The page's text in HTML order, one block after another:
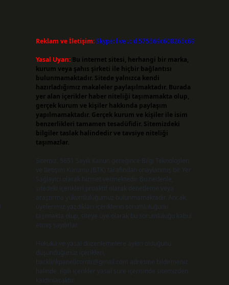
Reklam ve İletişim:Skype: live:.cid.575569c608265c69
Yasal Uyarı: Bu internet sitesi, herhangi bir marka,
kurum veya şahıs şirketi ile hiçbir bağlantısı
bulunmamaktadır. Sitede yalnızca kendi
hazırladığımız makaleler paylaşılmaktadır. Burada
yer alan içerikler haber niteliği taşımamakta olup,
gerçek kurum ve kişiler hakkında paylaşım
yapılmamaktadır. Gerçek kurum ve kişiler ile isim
benzerlikleri tamamen tesadüfidir. Sitemizdeki
bilgiler taslak halindedir ve tavsiye niteliği
taşımazlar.
Sitemiz, 5651 Sayılı Kanun gereğince Bilgi Teknolojileri
ve İletişim Kurumu (BTK) tarafından onaylanmış bir Yer
Sağlayıcı olarak hizmet vermektedir. Bu nedenle,
sitedeki içerikleri proaktif olarak denetleme veya
araştırma yükümlülüğümüz bulunmamaktadır. Ancak,
üyelerimiz yazdıkları içeriklerin sorumluluğunu
taşımakta olup, siteye üye olarak bu sorumluluğu kabul
etmiş sayılırlar.
Hukuka ve yasal düzenlemelere aykırı olduğunu
düşündüğünüz içerikleri,
backlinkpanelicomtr@gmail.com adresine bildirmeniz
halinde, ilgili içerikler yasal süre içerisinde sitemizden
kaldırılacaktır.